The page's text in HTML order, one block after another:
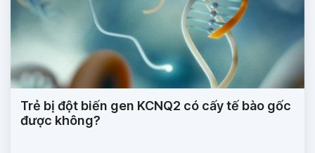
Trẻ bị đột biến gen KCNQ2 có cấy tế bào gốc
được không?